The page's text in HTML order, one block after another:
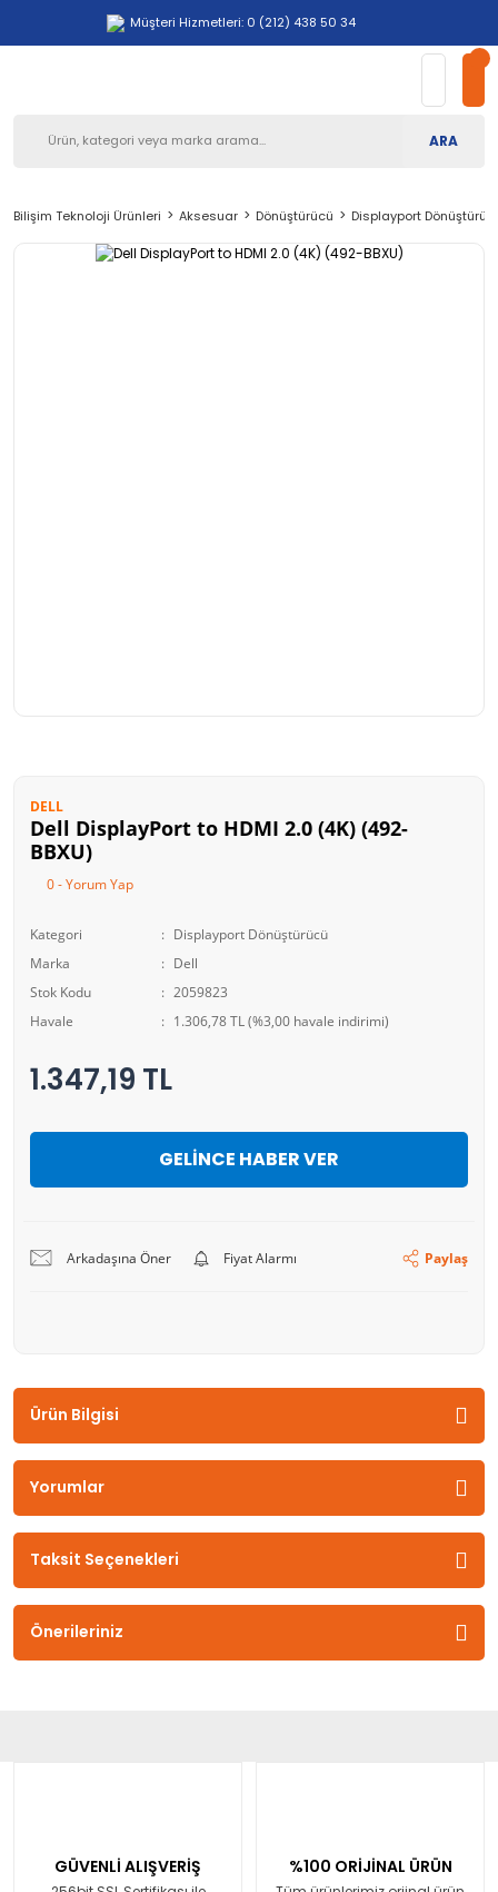
Müşteri Hizmetleri: 0 (212) 438 50 34
ARA
Bilişim Teknoloji Ürünleri Aksesuar Dönüştürücü Displayport
DELL
Dell DisplayPort to HDMI 2.0 (4K) (492-
BBXU)
0 - Yorum Yap
Kategori
Displayport Dönüştürücü
Marka
Dell
Stok Kodu
2059823
Havale
1.306,78 TL (%3,00 havale indirimi)
1.347,19 TL
GELİNCE HABER VER
Arkadaşına Öner Fiyat Alarmı Paylaş
Ürün Bilgisi
Yorumlar
Taksit Seçenekleri
Önerileriniz
GÜVENLİ ALIŞVERİŞ %100 ORİJİNAL ÜRÜN